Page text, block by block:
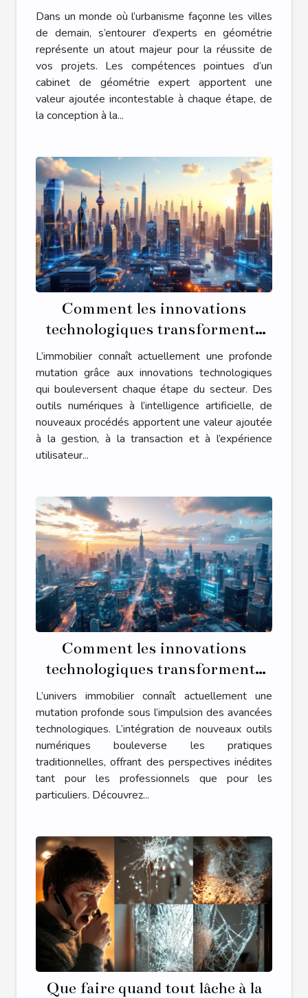
transformer votre projet
d'urbanisme ?
Dans un monde où l’urbanisme façonne les villes
de demain, s’entourer d’experts en géométrie
représente un atout majeur pour la réussite de
vos projets. Les compétences pointues d’un
cabinet de géométrie expert apportent une
valeur ajoutée incontestable à chaque étape, de
la conception à la...
Comment les innovations
technologiques transforment-
elles l'immobilier ?
L’immobilier connaît actuellement une profonde
mutation grâce aux innovations technologiques
qui bouleversent chaque étape du secteur. Des
outils numériques à l’intelligence artificielle, de
nouveaux procédés apportent une valeur ajoutée
à la gestion, à la transaction et à l’expérience
utilisateur...
Comment les innovations
technologiques transforment-
elles le secteur immobilier ?
L’univers immobilier connaît actuellement une
mutation profonde sous l’impulsion des avancées
technologiques. L’intégration de nouveaux outils
numériques bouleverse les pratiques
traditionnelles, offrant des perspectives inédites
tant pour les professionnels que pour les
particuliers. Découvrez...
Que faire quand tout lâche à la